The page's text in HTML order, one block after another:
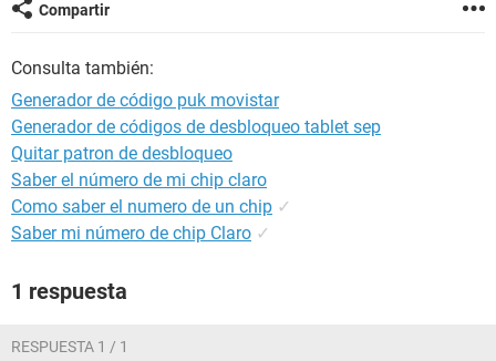
Compartir
Consulta también:
Generador de código puk movistar
Generador de códigos de desbloqueo tablet sep
Quitar patron de desbloqueo
Saber el número de mi chip claro
Como saber el numero de un chip ✓
Saber mi número de chip Claro ✓
1 respuesta
RESPUESTA 1 / 1